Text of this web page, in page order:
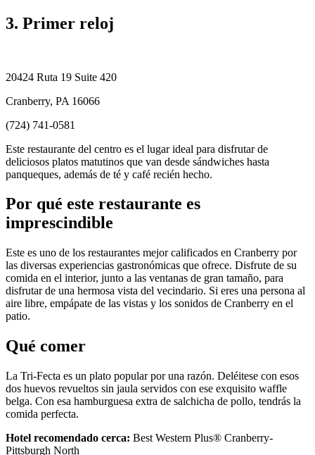
3. Primer reloj
20424 Ruta 19 Suite 420
Cranberry, PA 16066
(724) 741-0581
Este restaurante del centro es el lugar ideal para disfrutar de
deliciosos platos matutinos que van desde sándwiches hasta
panqueques, además de té y café recién hecho.
Por qué este restaurante es
imprescindible
Este es uno de los restaurantes mejor calificados en Cranberry por
las diversas experiencias gastronómicas que ofrece. Disfrute de su
comida en el interior, junto a las ventanas de gran tamaño, para
disfrutar de una hermosa vista del vecindario. Si eres una persona al
aire libre, empápate de las vistas y los sonidos de Cranberry en el
patio.
Qué comer
La Tri-Fecta es un plato popular por una razón. Deléitese con esos
dos huevos revueltos sin jaula servidos con ese exquisito waffle
belga. Con esa hamburguesa extra de salchicha de pollo, tendrás la
comida perfecta.
Hotel recomendado cerca: Best Western Plus® Cranberry-
Pittsburgh North